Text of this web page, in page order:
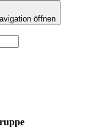
öffnen